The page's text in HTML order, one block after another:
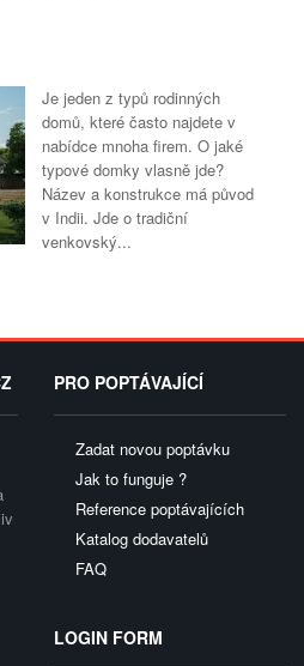
Je jeden z typů rodinných
domů, které často najdete v
nabídce mnoha firem. O jaké
typové domky vlasně jde?
Název a konstrukce má původ
v Indii. Jde o tradiční
venkovský...
PRO POPTÁVAJÍCÍ
Zadat novou poptávku
Jak to funguje ?
Reference poptávajících
Katalog dodavatelů
FAQ
LOGIN FORM